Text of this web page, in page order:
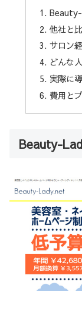
Beauty-
他社と
サロン
どんな
実際に
費用と
Beauty-